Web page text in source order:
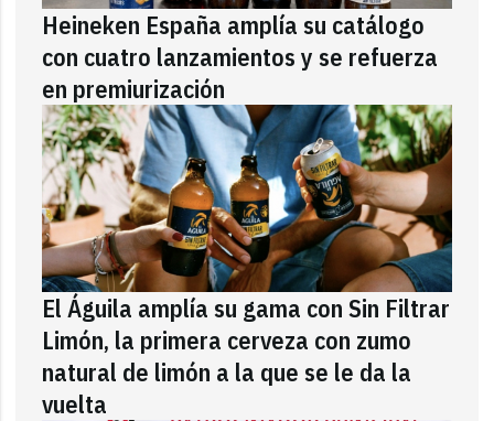
Heineken España amplía su catálogo
con cuatro lanzamientos y se refuerza
en premiurización
El Águila amplía su gama con Sin Filtrar
Limón, la primera cerveza con zumo
natural de limón a la que se le da la
vuelta